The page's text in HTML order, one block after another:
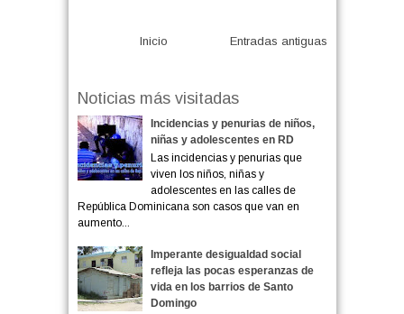
Entradas antiguas
Inicio
Noticias más visitadas
Incidencias y penurias de niños,
niñas y adolescentes en RD
Las incidencias y penurias que
viven los niños, niñas y
adolescentes en las calles de
República Dominicana son casos que van en
aumento...
Imperante desigualdad social
refleja las pocas esperanzas de
vida en los barrios de Santo
Domingo